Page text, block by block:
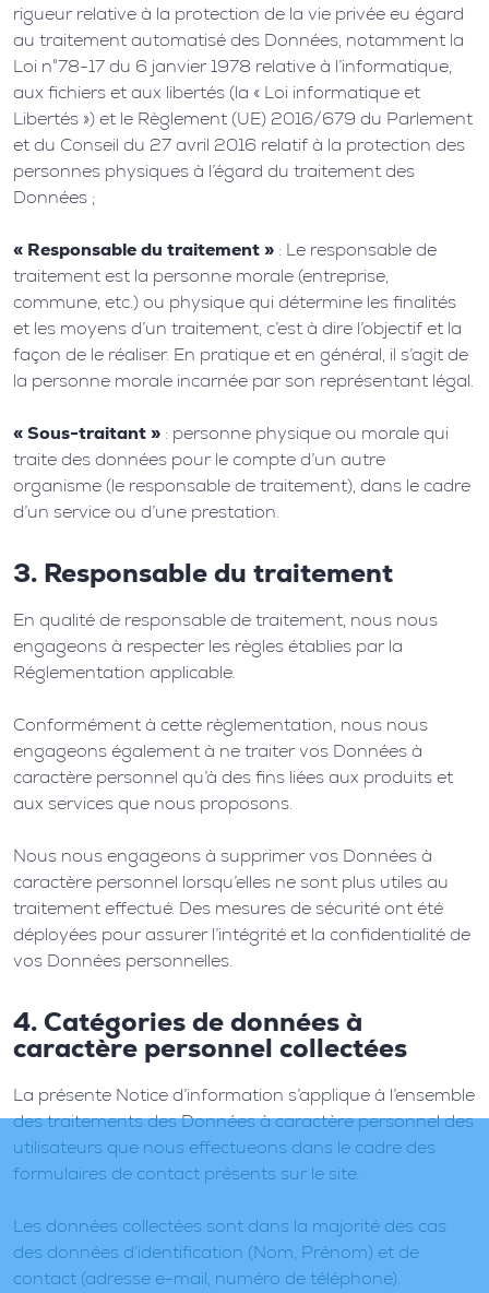
rigueur relative à la protection de la vie privée eu égard
au traitement automatisé des Données, notamment la
Loi n°78-17 du 6 janvier 1978 relative à l’informatique,
aux fichiers et aux libertés (la « Loi informatique et
Libertés ») et le Règlement (UE) 2016/679 du Parlement
et du Conseil du 27 avril 2016 relatif à la protection des
personnes physiques à l’égard du traitement des
Données ;
« Responsable du traitement » : Le responsable de
traitement est la personne morale (entreprise,
commune, etc.) ou physique qui détermine les finalités
et les moyens d’un traitement, c’est à dire l’objectif et la
façon de le réaliser. En pratique et en général, il s’agit de
la personne morale incarnée par son représentant légal.
« Sous-traitant » : personne physique ou morale qui
traite des données pour le compte d’un autre
organisme (le responsable de traitement), dans le cadre
d’un service ou d’une prestation.
3. Responsable du traitement
En qualité de responsable de traitement, nous nous
engageons à respecter les règles établies par la
Réglementation applicable.
Conformément à cette règlementation, nous nous
engageons également à ne traiter vos Données à
caractère personnel qu’à des fins liées aux produits et
aux services que nous proposons.
Nous nous engageons à supprimer vos Données à
caractère personnel lorsqu’elles ne sont plus utiles au
traitement effectué. Des mesures de sécurité ont été
déployées pour assurer l’intégrité et la confidentialité de
vos Données personnelles.
4. Catégories de données à
caractère personnel collectées
La présente Notice d’information s’applique à l’ensemble
des traitements des Données à caractère personnel des
utilisateurs que nous effectueons dans le cadre des
formulaires de contact présents sur le site.
Les données collectées sont dans la majorité des cas
des données d’identification (Nom, Prénom) et de
contact (adresse e-mail, numéro de téléphone).